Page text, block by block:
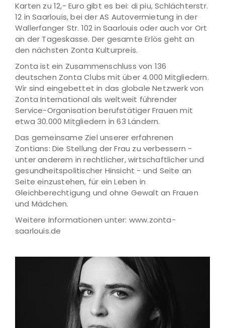
Karten zu 12,- Euro gibt es bei: di piu, Schlächterstr.
12 in Saarlouis, bei der AS Autovermietung in der
Wallerfanger Str. 102 in Saarlouis oder auch vor Ort
an der Tageskasse. Der gesamte Erlös geht an
den nächsten Zonta Kulturpreis.
Zonta ist ein Zusammenschluss von 136
deutschen Zonta Clubs mit über 4.000 Mitgliedern.
Wir sind eingebettet in das globale Netzwerk von
Zonta International als weltweit führender
Service-Organisation berufstätiger Frauen mit
etwa 30.000 Mitgliedern in 63 Ländern.
Das gemeinsame Ziel unserer erfahrenen
Zontians: Die Stellung der Frau zu verbessern -
unter anderem in rechtlicher, wirtschaftlicher und
gesundheitspolitischer Hinsicht - und Seite an
Seite einzustehen, für ein Leben in
Gleichberechtigung und ohne Gewalt an Frauen
und Mädchen.
Weitere Informationen unter: www.zonta-
saarlouis.de